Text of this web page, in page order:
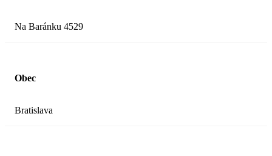
Na Baránku 4529
Obec
Bratislava